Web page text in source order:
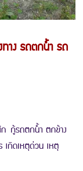
าง รถตกน้ำ รถ
กู้รถตกน้ำ ตกข้าง
เกิดเหตุด่วน เหตุ